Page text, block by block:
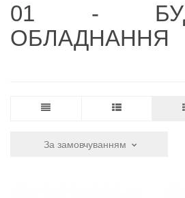
01 -
ОБЛАДНАННЯ
За замовчуванням